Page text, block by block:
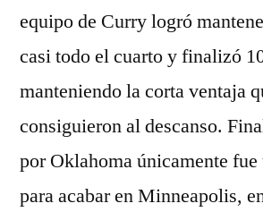
equipo de Curry logró
casi todo el cuarto y finalizó
manteniendo la corta ventaja
consiguieron al descanso.
por Oklahoma únicamente fue
para acabar en Minneapolis,